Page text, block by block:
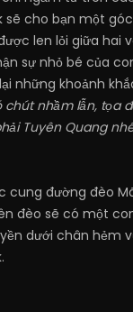
sẽ cho bạn một
len lỏi giữa hai
sự nhỏ bé của
những khoảnh
chút nhầm lẫn, tọa
Tuyên Quang
cung đường đèo
đèo sẽ có một
dưới chân hẻm